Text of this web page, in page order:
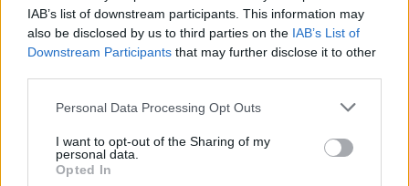
IAB’s list of downstream participants. This information may
also be disclosed by us to third parties on the IAB’s List of
Downstream Participants that may further disclose it to other
Personal Data Processing Opt Outs
I want to opt-out of the Sharing of my
personal data.
Opted In
Πρόγραμμα
φοιτητές τις απαραίτητες γνώσεις μέσα σε ένα
ακαδημαϊκό έτος σπουδών συνδυάζοντας την
απαραίτητη θεωρητική γνώση με την πρακτική